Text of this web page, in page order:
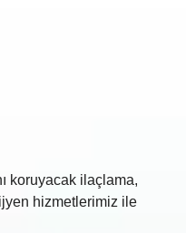
koruyacak ilaçlama,
hizmetlerimiz ile